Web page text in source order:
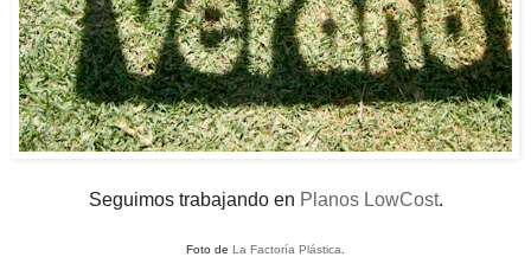
Seguimos trabajando en Planos LowCost.
Foto de La Factoría Plástica